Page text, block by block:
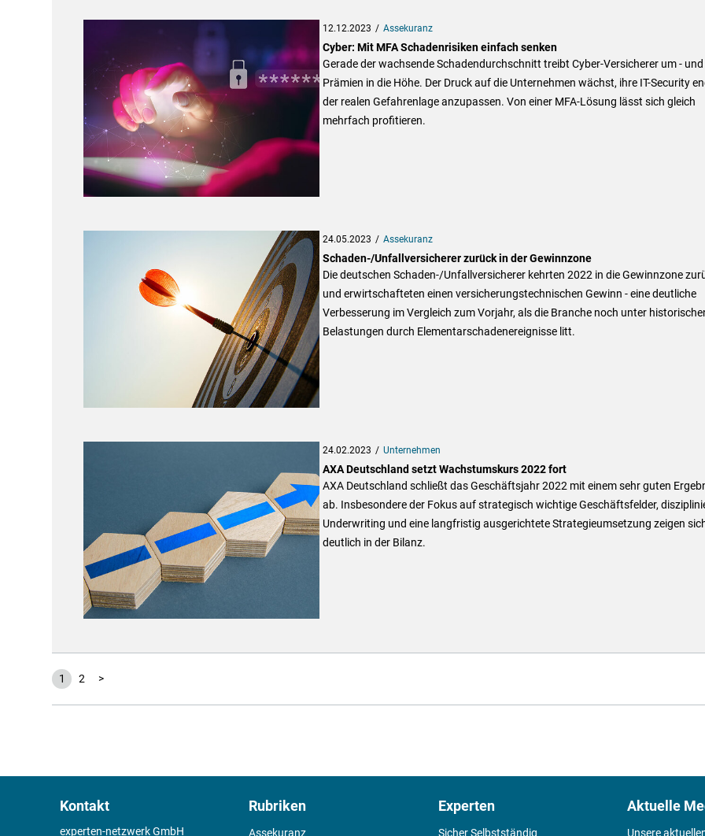
12.12.2023 Assekuranz
Cyber: Mit MFA Schadenrisiken einfach senken
Gerade der wachsende Schadendurchschnitt treibt Cyber-Versicherer um - und
Prämien in die Höhe. Der Druck auf die Unternehmen wächst, ihre IT-Security
der realen Gefahrenlage anzupassen. Von einer MFA-Lösung lässt sich gleich
mehrfach profitieren.
24.05.2023 Assekuranz
Schaden-/Unfallversicherer zurück in der Gewinnzone
Die deutschen Schaden-/Unfallversicherer kehrten 2022 in die Gewinnzone
und erwirtschafteten einen versicherungstechnischen Gewinn - eine deutliche
Verbesserung im Vergleich zum Vorjahr, als die Branche noch unter
Belastungen durch Elementarschadenereignisse litt.
24.02.2023 Unternehmen
AXA Deutschland setzt Wachstumskurs 2022 fort
AXA Deutschland schließt das Geschäftsjahr 2022 mit einem sehr guten
ab. Insbesondere der Fokus auf strategisch wichtige Geschäftsfelder,
Underwriting und eine langfristig ausgerichtete Strategieumsetzung zeigen
deutlich in der Bilanz.
1 2 >
Kontakt
experten-netzwerk GmbH
Rubriken
Assekuranz
Experten
Sicher Selbstständig
Aktuelle
Unsere